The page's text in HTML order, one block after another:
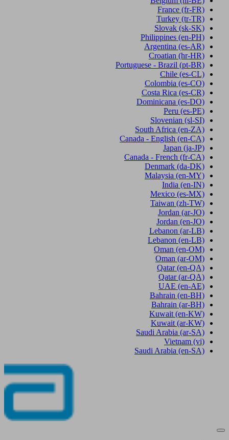
France (fr-FR)
Turkey (tr-TR)
Slovak (sk-SK)
Philippines (en-PH)
Argentina (es-AR)
Croatian (hr-HR)
Portuguese - Brazil (pt-BR)
Chile (es-CL)
Colombia (es-CO)
Costa Rica (es-CR)
Dominicana (es-DO)
Peru (es-PE)
Slovenian (sl-SI)
South Africa (en-ZA)
Canada - English (en-CA)
Japan (ja-JP)
Canada - French (fr-CA)
Denmark (da-DK)
Malaysia (en-MY)
India (en-IN)
Mexico (es-MX)
Taiwan (zh-TW)
Jordan (ar-JO)
Jordan (en-JO)
Lebanon (ar-LB)
Lebanon (en-LB)
Oman (en-OM)
Oman (ar-OM)
Qatar (en-QA)
Qatar (ar-QA)
UAE (en-AE)
Bahrain (en-BH)
Bahrain (ar-BH)
Kuwait (en-KW)
Kuwait (ar-KW)
Saudi Arabia (ar-SA)
Vietnam (vi)
Saudi Arabia (en-SA)